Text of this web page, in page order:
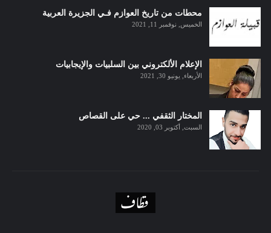
محطات من تاريخ العوازم فـي الجزيرة العربية
الخميس, نوفمبر 11, 2021
الإعلام الألكتروني بين السلبيات والإيجابيات
الأربعاء, يونيو 30, 2021
المختار الثقفي ... حي على القصاص
السبت, أكتوبر 03, 2020